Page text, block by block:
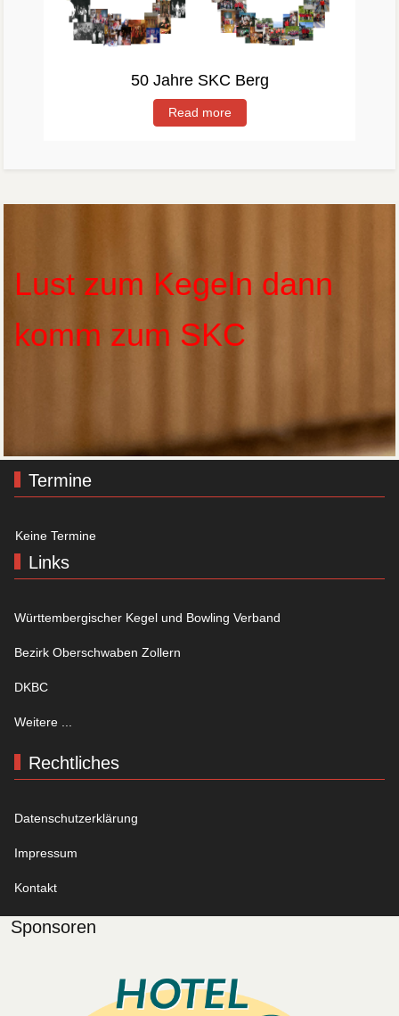
50 Jahre SKC Berg
Read more
Lust zum Kegeln dann
komm zum SKC
Termine
Keine Termine
Links
Württembergischer Kegel und Bowling Verband
Bezirk Oberschwaben Zollern
DKBC
Weitere ...
Rechtliches
Datenschutzerklärung
Impressum
Kontakt
Sponsoren